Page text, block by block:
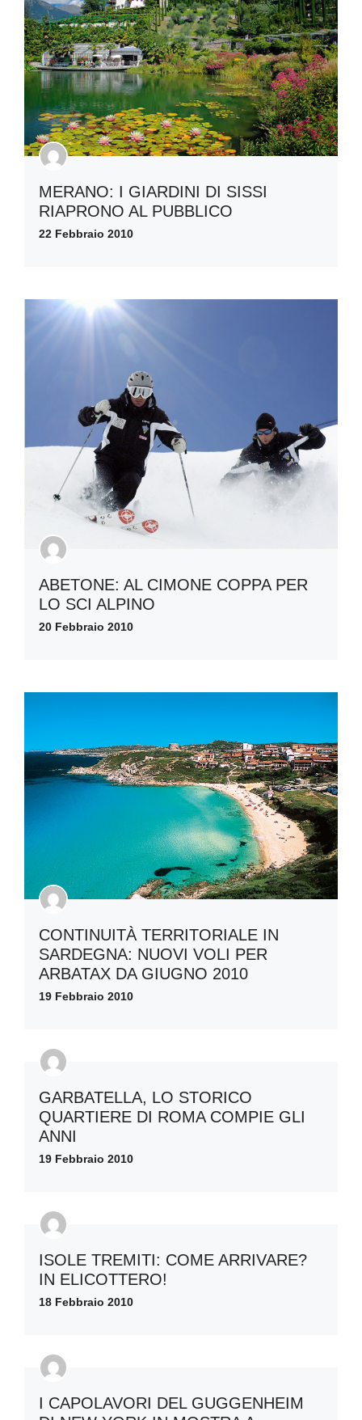
MERANO: I GIARDINI DI SISSI
RIAPRONO AL PUBBLICO
22 Febbraio 2010
ABETONE: AL CIMONE COPPA PER
LO SCI ALPINO
20 Febbraio 2010
CONTINUITÀ TERRITORIALE IN
SARDEGNA: NUOVI VOLI PER
ARBATAX DA GIUGNO 2010
19 Febbraio 2010
GARBATELLA, LO STORICO
QUARTIERE DI ROMA COMPIE GLI
ANNI
19 Febbraio 2010
ISOLE TREMITI: COME ARRIVARE?
IN ELICOTTERO!
18 Febbraio 2010
I CAPOLAVORI DEL GUGGENHEIM